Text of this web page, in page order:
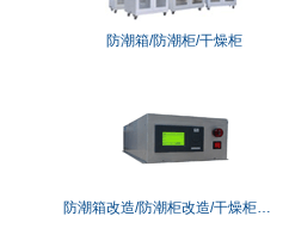
防潮箱/防潮柜/干燥柜
防潮箱改造/防潮柜改造/干燥柜改造